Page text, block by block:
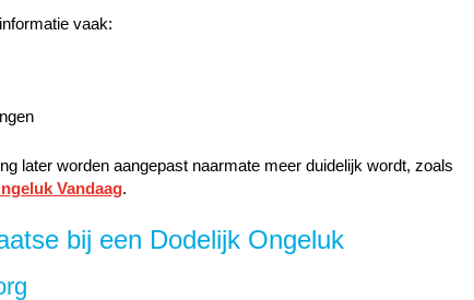
vaak:
later worden aangepast naarmate meer duidelijk wordt, zoals
Vandaag.
bij een Dodelijk Ongeluk